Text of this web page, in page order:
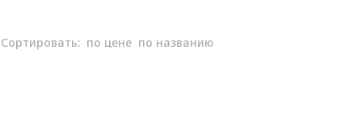
Сортировать: по цене по названию